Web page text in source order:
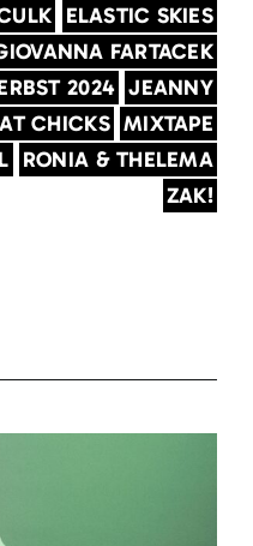
ELASTIC SKIES
FARTACEK
2024 JEANNY
CHICKS MIXTAPE
RONIA & THELEMA
ZAK!